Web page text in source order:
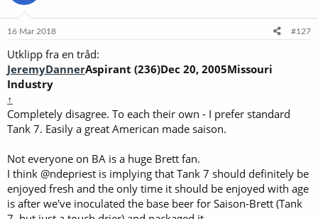
16 Mar 2018 #127
Utklipp fra en tråd:
JeremyDannerAspirant (236)Dec 20, 2005Missouri
Industry
↑
Completely disagree. To each their own - I prefer standard
Tank 7. Easily a great American made saison.
Not everyone on BA is a huge Brett fan.
I think @ndepriest is implying that Tank 7 should definitely be
enjoyed fresh and the only time it should be enjoyed with age
is after we've inoculated the base beer for Saison-Brett (Tank